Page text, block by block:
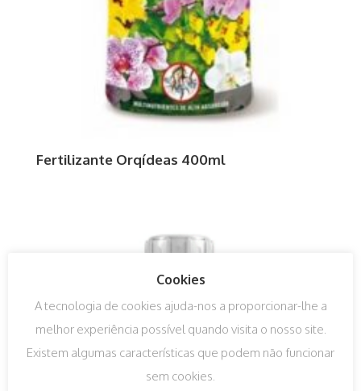
Fertilizante Orqídeas 400ml
Cookies
A tecnologia de cookies ajuda-nos a proporcionar-lhe a
melhor experiência possível quando visita o nosso site.
Existem algumas características que podem não funcionar
sem cookies.